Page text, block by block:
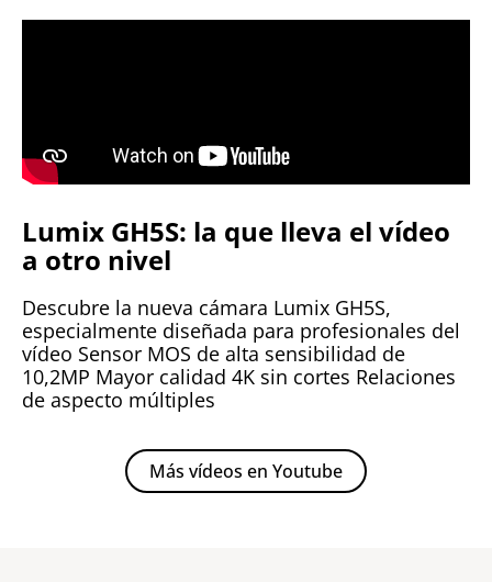
Lumix GH5S: la que lleva el vídeo
a otro nivel
Descubre la nueva cámara Lumix GH5S,
especialmente diseñada para profesionales del
vídeo Sensor MOS de alta sensibilidad de
10,2MP Mayor calidad 4K sin cortes Relaciones
de aspecto múltiples
Más vídeos en Youtube